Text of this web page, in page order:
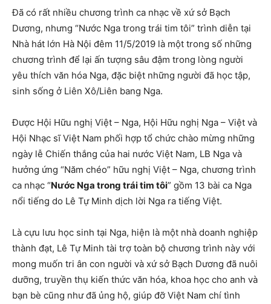
Đã có rất nhiều chương trình ca nhạc về xứ sở Bạch
Dương, nhưng “Nước Nga trong trái tim tôi” trình diễn tại
Nhà hát lớn Hà Nội đêm 11/5/2019 là một trong số những
chương trình để lại ấn tượng sâu đậm trong lòng người
yêu thích văn hóa Nga, đặc biệt những người đã học tập,
sinh sống ở Liên Xô/Liên bang Nga.
Được Hội Hữu nghị Việt – Nga, Hội Hữu nghị Nga – Việt và
Hội Nhạc sĩ Việt Nam phối hợp tổ chức chào mừng những
ngày lễ Chiến thắng của hai nước Việt Nam, LB Nga và
hưởng ứng “Năm chéo” hữu nghị Việt – Nga, chương trình
ca nhạc “Nước Nga trong trái tim tôi” gồm 13 bài ca Nga
nổi tiếng do Lê Tự Minh dịch lời Nga ra tiếng Việt.
Là cựu lưu học sinh tại Nga, hiện là một nhà doanh nghiệp
thành đạt, Lê Tự Minh tài trợ toàn bộ chương trình này với
mong muốn tri ân con người và xứ sở Bạch Dương đã nuôi
dưỡng, truyền thụ kiến thức văn hóa, khoa học cho anh và
bạn bè cũng như đã ủng hộ, giúp đỡ Việt Nam chí tình